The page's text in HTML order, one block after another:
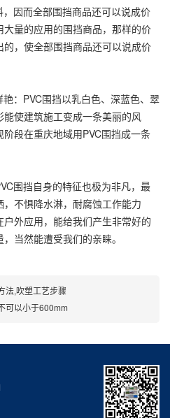
因而全部围挡商品还可以说成价
量的应用的围挡商品，那样的价
，使全部围挡商品还可以说成价
：PVC围挡以乳白色、深蓝色、翠
使建筑施工变成一条美丽的风
段在重庆地域用PVC围挡成一条
围挡自身的特征也极为非凡，最
不惧降水淋，耐腐蚀工作能力
外应用，能给我们产生非常好的
当然能遭受我们的亲睐。
法,吹塑工艺步骤
可以小于600mm